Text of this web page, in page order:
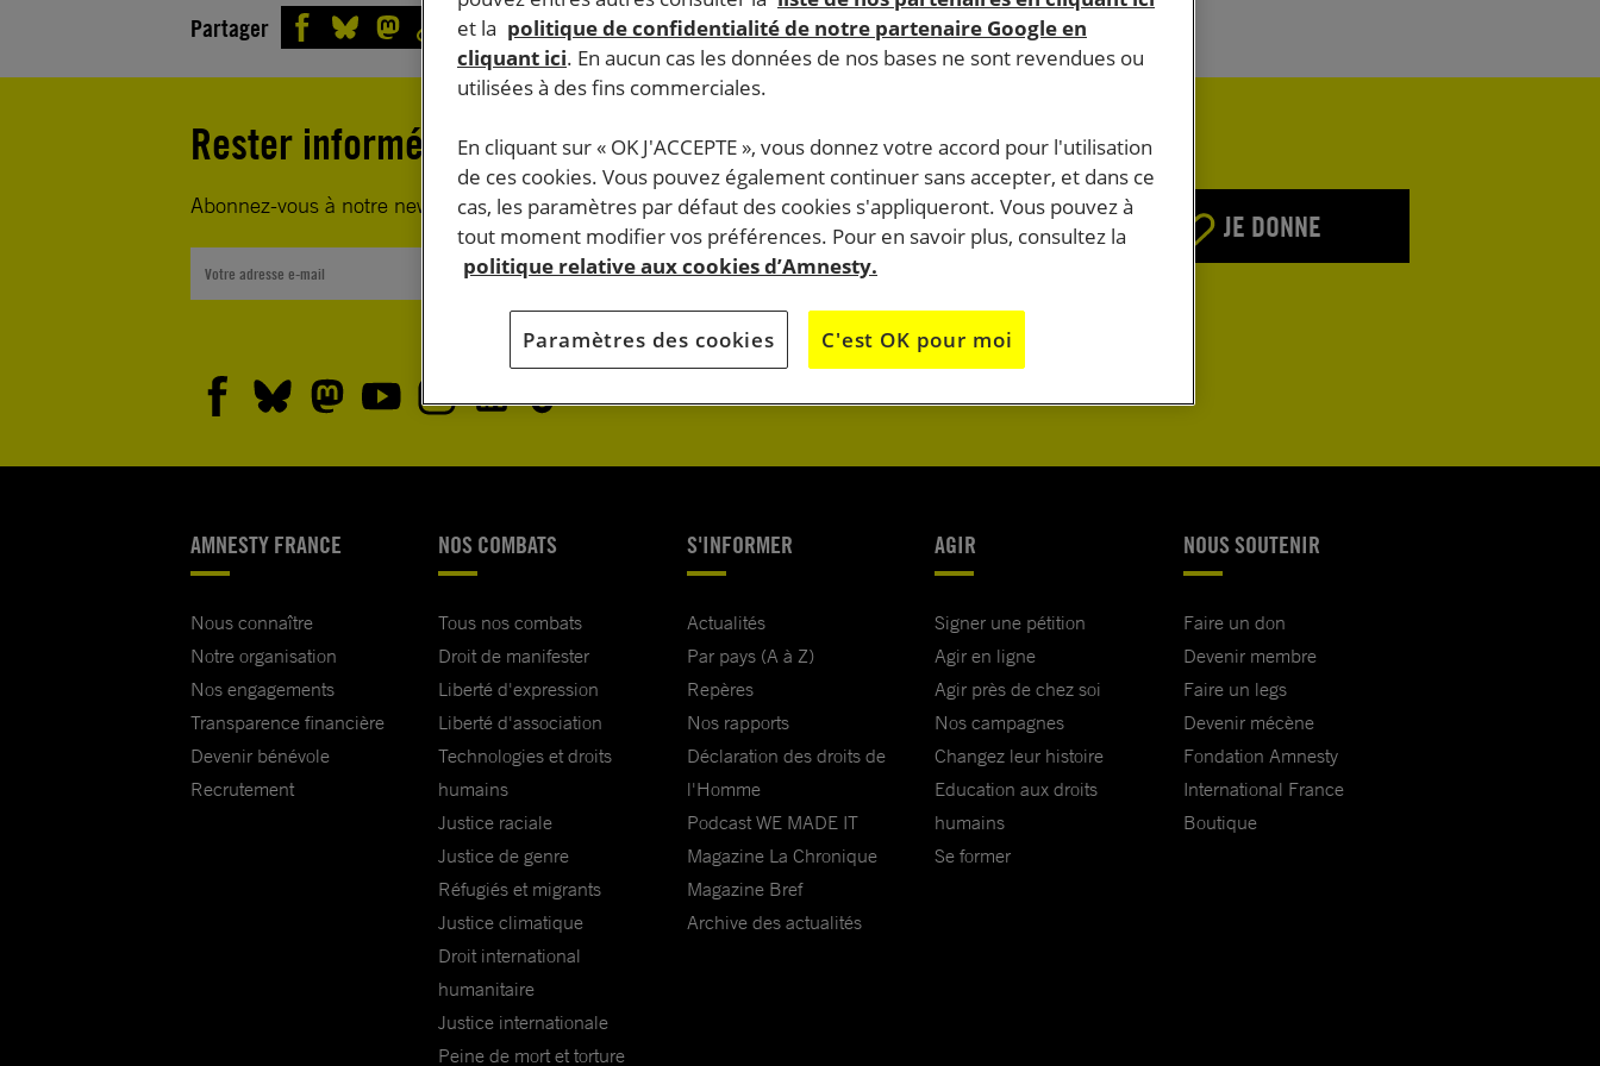
Partager
Rester informé·e
Abonnez-vous à notre newsletter hebdo.
OK
J’AGIS JE DONNE
JE M’ENGAGE
AMNESTY FRANCE
Nous connaître
Notre organisation
Nos engagements
Transparence financière
Devenir bénévole
Recrutement
NOS COMBATS
Tous nos combats
Droit de manifester
Liberté d'expression
Liberté d'association
Technologies et droits
humains
Justice raciale
Justice de genre
Réfugiés et migrants
Justice climatique
Droit international
humanitaire
Justice internationale
Peine de mort et torture
S'INFORMER
Actualités
Par pays (A à Z)
Repères
Nos rapports
Déclaration des droits de
l'Homme
Podcast WE MADE IT
Magazine La Chronique
Magazine Bref
Archive des actualités
AGIR
Signer une pétition
Agir en ligne
Agir près de chez soi
Nos campagnes
Changez leur histoire
Education aux droits
humains
Se former
NOUS SOUTENIR
Faire un don
Devenir membre
Faire un legs
Devenir mécène
Fondation Amnesty
International France
Boutique
et la politique de confidentialité de notre partenaire Google en
cliquant ici. En aucun cas les données de nos bases ne sont revendues ou
utilisées à des fins commerciales.
En cliquant sur « OK J'ACCEPTE », vous donnez votre accord pour l'utilisation
de ces cookies. Vous pouvez également continuer sans accepter, et dans ce
cas, les paramètres par défaut des cookies s'appliqueront. Vous pouvez à
tout moment modifier vos préférences. Pour en savoir plus, consultez la
politique relative aux cookies d’Amnesty.
Paramètres des cookies C'est OK pour moi